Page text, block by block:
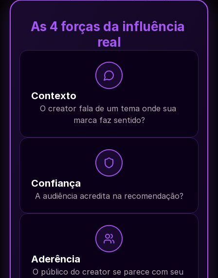
As 4 forças da influência
real
Contexto
O creator fala de um tema onde sua
marca faz sentido?
Confiança
A audiência acredita na recomendação?
Aderência
O público do creator se parece com seu